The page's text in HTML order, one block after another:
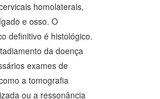
homolaterais,
e osso. O
definitivo é histológico.
da doença
exames de
a tomografia
ou a ressonância